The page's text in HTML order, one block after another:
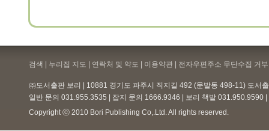
검색 | 누리집 지도 | 연락처 및 약도 | 이용약관 | 전자우편주소 무단수집 거
㈜도서출판 보리 | 10881 경기도 파주시 직지길 492 (문발동 498-11) 도서
일반 문의 031.955.3535 | 잡지 문의 1666.9346 | 보리 책밭 031.950.9590
Copyright ⓒ 2010 Bori Publishing Co,.Ltd. All rights reserved.